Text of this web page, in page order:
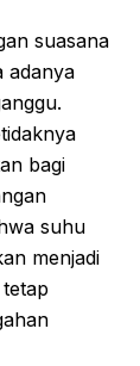
suasana
adanya
bagi
suhu
menjadi